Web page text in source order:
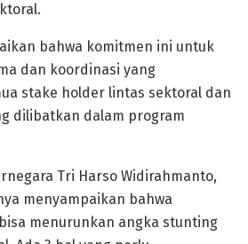
bahwa komitmen ini untuk
dan koordinasi yang
stake holder lintas sektoral dan
dilibatkan dalam program
Tri Harso Widirahmanto,
menyampaikan bahwa
menurunkan angka stunting